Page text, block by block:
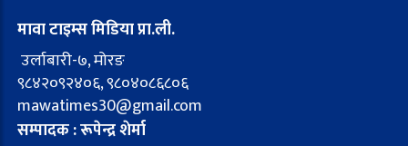
मावा टाइम्स मिडिया प्रा.ली.
उर्लाबारी-७, मोरङ
९८४२०९२४०६, ९८०४०८६८०६
mawatimes30@gmail.com
सम्पादक : रूपेन्द्र शेर्मा